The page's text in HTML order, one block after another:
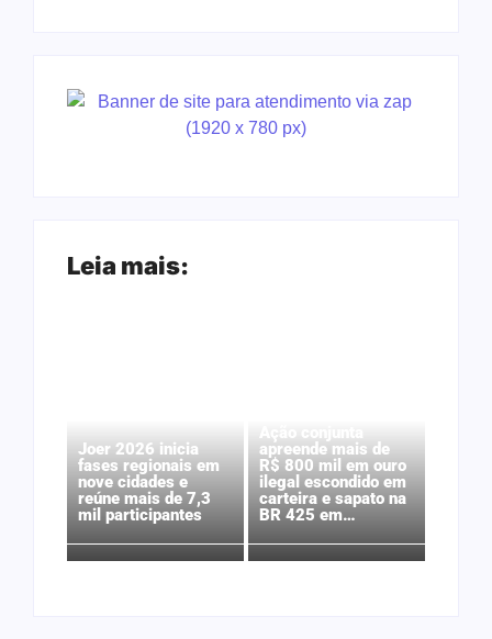
Leia mais:
Joer 2026 inicia
fases regionais em
nove cidades e
reúne mais de 7,3
mil participantes
Ação conjunta
apreende mais de
R$ 800 mil em ouro
ilegal escondido em
carteira e sapato na
BR 425 em…